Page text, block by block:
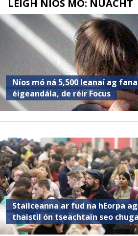
LÉIGH NÍOS MÓ: NUACHT
Níos mó ná 5,500 leanaí ag
éigeandála, de réir Focus
Stailceanna ar fud na hEorpa
thaistil ón tseachtain seo